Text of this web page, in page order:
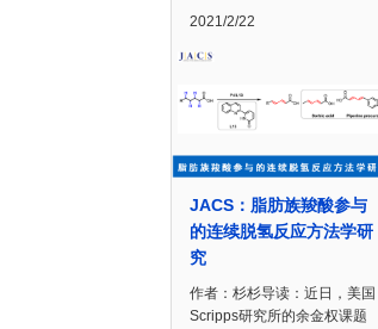
2021/2/22
JACS：脂肪族羧酸参与
的连续脱氢反应方法学研
究
作者：杉杉导读：近日，美国
Scripps研究所的余金权课题